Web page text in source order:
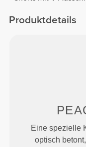
Produktdetails
Eine spezielle
optisch